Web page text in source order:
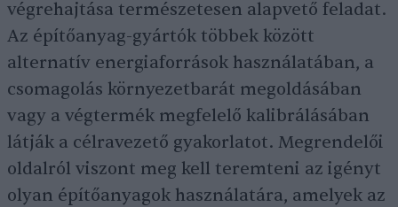
végrehajtása természetesen alapvető feladat.
Az építőanyag-gyártók többek között
alternatív energiaforrások használatában, a
csomagolás környezetbarát megoldásában
vagy a végtermék megfelelő kalibrálásában
látják a célravezető gyakorlatot. Megrendelői
oldalról viszont meg kell teremteni az igényt
olyan építőanyagok használatára, amelyek az